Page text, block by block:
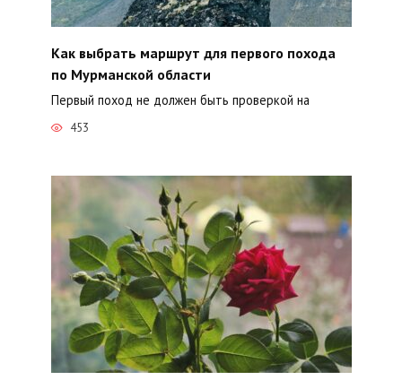
Как выбрать маршрут для первого похода
по Мурманской области
Первый поход не должен быть проверкой на
453